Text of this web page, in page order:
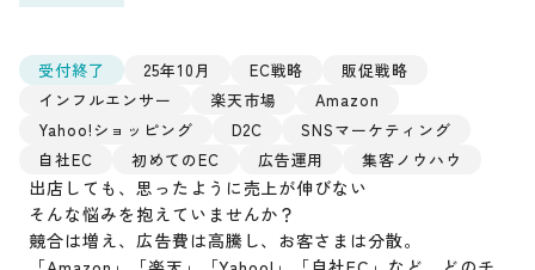
受付終了 25年10月 EC戦略
販促戦略
インフルエンサー
楽天市場
Amazon
Yahoo!ショッピング
D2C
SNSマーケティング
自社EC
初めてのEC 広告運用 集客ノウハウ
出店しても、思ったように売上が伸びない
そんな悩みを抱えていませんか？
競合は増え、広告費は高騰し、お客さまは分散。